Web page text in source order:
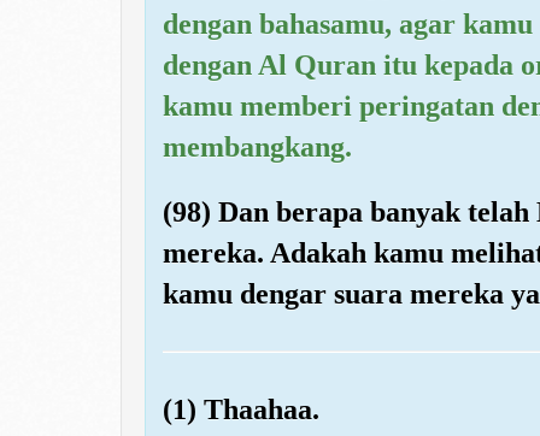
dengan bahasamu, agar
dengan Al Quran itu kepada
kamu memberi peringatan
membangkang.
(98) Dan berapa banyak
mereka. Adakah kamu
kamu dengar suara mereka
(1) Thaahaa.